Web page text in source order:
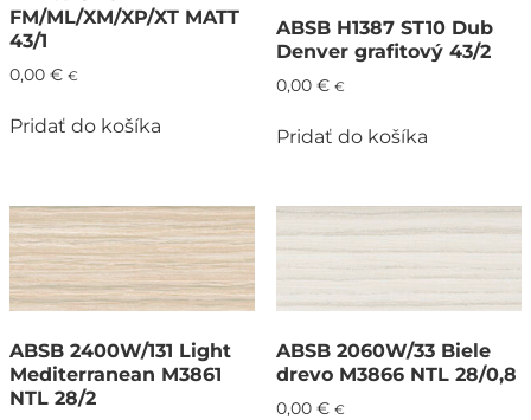
FM/ML/XM/XP/XT MATT
43/1
0,00 € €
Pridať do košíka
ABSB H1387 ST10 Dub
Denver grafitový 43/2
0,00 € €
Pridať do košíka
ABSB 2400W/131 Light
Mediterranean M3861
NTL 28/2
ABSB 2060W/33 Biele
drevo M3866 NTL 28/0,8
0,00 € €